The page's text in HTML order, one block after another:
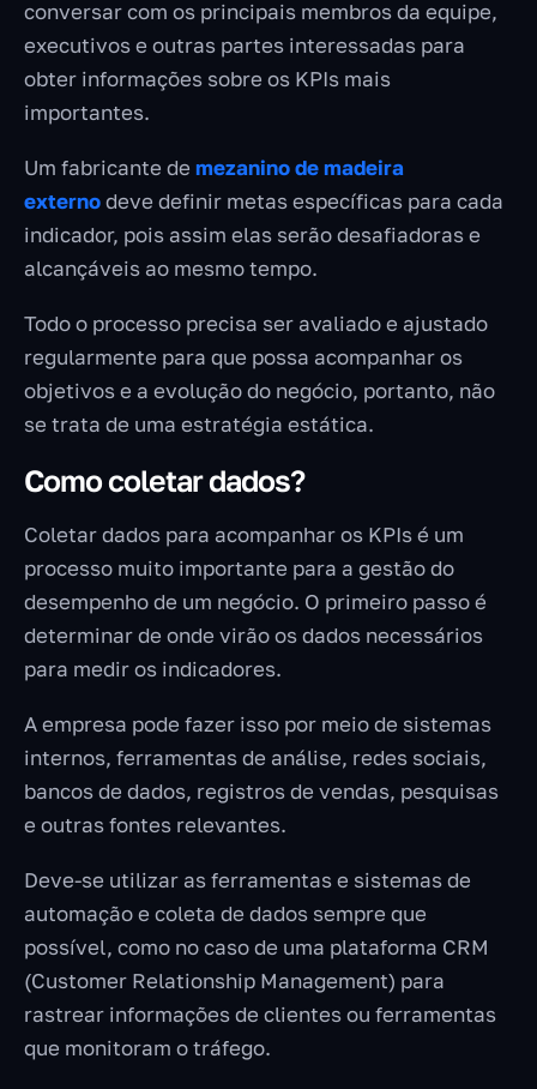
conversar com os principais membros da equipe,
executivos e outras partes interessadas para
obter informações sobre os KPIs mais
importantes.
Um fabricante de mezanino de madeira
externodeve definir metas específicas para cada
indicador, pois assim elas serão desafiadoras e
alcançáveis ao mesmo tempo.
Todo o processo precisa ser avaliado e ajustado
regularmente para que possa acompanhar os
objetivos e a evolução do negócio, portanto, não
se trata de uma estratégia estática.
Como coletar dados?
Coletar dados para acompanhar os KPIs é um
processo muito importante para a gestão do
desempenho de um negócio. O primeiro passo é
determinar de onde virão os dados necessários
para medir os indicadores.
A empresa pode fazer isso por meio de sistemas
internos, ferramentas de análise, redes sociais,
bancos de dados, registros de vendas, pesquisas
e outras fontes relevantes.
Deve-se utilizar as ferramentas e sistemas de
automação e coleta de dados sempre que
possível, como no caso de uma plataforma CRM
(Customer Relationship Management) para
rastrear informações de clientes ou ferramentas
que monitoram o tráfego.